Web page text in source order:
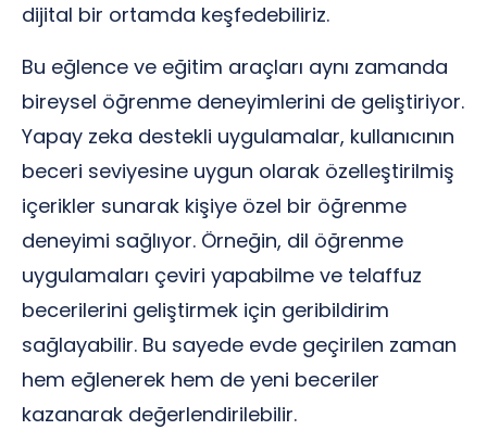
dijital bir ortamda keşfedebiliriz.
Bu eğlence ve eğitim araçları aynı zamanda
bireysel öğrenme deneyimlerini de geliştiriyor.
Yapay zeka destekli uygulamalar, kullanıcının
beceri seviyesine uygun olarak özelleştirilmiş
içerikler sunarak kişiye özel bir öğrenme
deneyimi sağlıyor. Örneğin, dil öğrenme
uygulamaları çeviri yapabilme ve telaffuz
becerilerini geliştirmek için geribildirim
sağlayabilir. Bu sayede evde geçirilen zaman
hem eğlenerek hem de yeni beceriler
kazanarak değerlendirilebilir.